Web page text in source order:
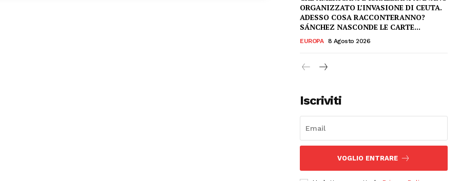
ORGANIZZATO L’INVASIONE DI CEUTA.
ADESSO COSA RACCONTERANNO?
SÁNCHEZ NASCONDE LE CARTE...
EUROPA 8 Agosto 2026
Iscriviti
VOGLIO ENTRARE